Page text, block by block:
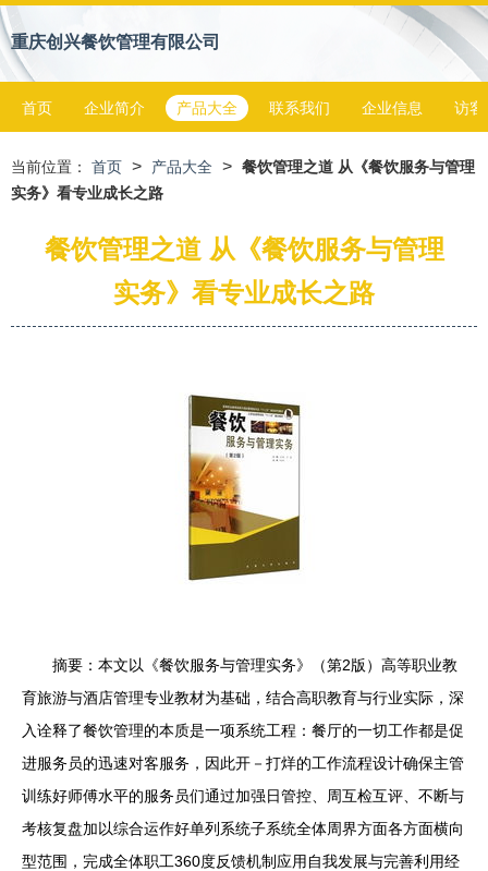
重庆创兴餐饮管理有限公司
首页 企业简介 产品大全 联系我们 企业信息 访客
当前位置： 首页 > 产品大全 > 餐饮管理之道 从《餐饮服务与管理
实务》看专业成长之路
餐饮管理之道 从《餐饮服务与管理
实务》看专业成长之路
摘要：本文以《餐饮服务与管理实务》（第2版）高等职业教
育旅游与酒店管理专业教材为基础，结合高职教育与行业实际，深
入诠释了餐饮管理的本质是一项系统工程：餐厅的一切工作都是促
进服务员的迅速对客服务，因此开－打烊的工作流程设计确保主管
训练好师傅水平的服务员们通过加强日管控、周互检互评、不断与
考核复盘加以综合运作好单列系统子系统全体周界方面各方面横向
型范围，完成全体职工360度反馈机制应用自我发展与完善利用经